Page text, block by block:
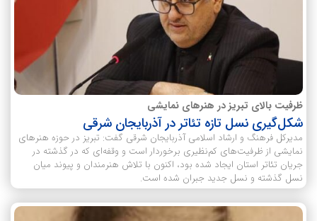
ظرفیت بالای تبریز در هنرهای نمایشی
شکل‌گیری نسل تازه تئاتر در آذربایجان شرقی
مدیرکل فرهنگ و ارشاد اسلامی آذربایجان شرقی گفت: تبریز در حوزه هنرهای
نمایشی از ظرفیت‌های کم‌نظیری برخوردار است و وقفه‌ای که در گذشته در
جریان تئاتر استان ایجاد شده بود، اکنون با تلاش هنرمندان و پیوند میان
نسل گذشته و نسل جدید جبران شده است.